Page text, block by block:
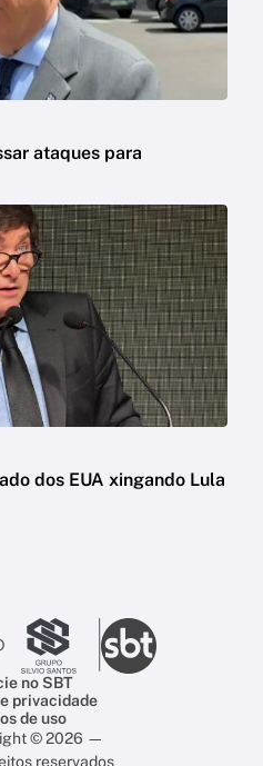
ataques para
dos EUA xingando Lula
no SBT
privacidade
de uso
© 2026 —
reservados